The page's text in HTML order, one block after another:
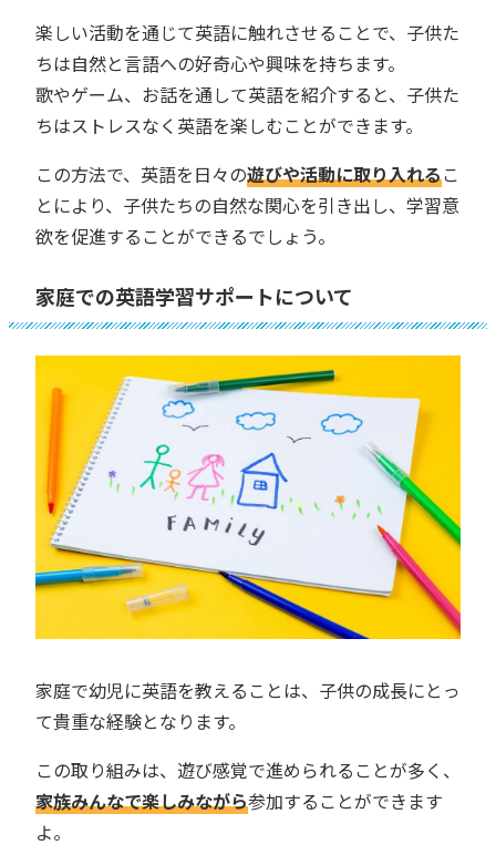
楽しい活動を通じて英語に触れさせることで、子供た
ちは自然と言語への好奇心や興味を持ちます。
歌やゲーム、お話を通して英語を紹介すると、子供た
ちはストレスなく英語を楽しむことができます。
この方法で、英語を日々の遊びや活動に取り入れるこ
とにより、子供たちの自然な関心を引き出し、学習意
欲を促進することができるでしょう。
家庭での英語学習サポートについて
家庭で幼児に英語を教えることは、子供の成長にとっ
て貴重な経験となります。
この取り組みは、遊び感覚で進められることが多く、
家族みんなで楽しみながら参加することができます
よ。